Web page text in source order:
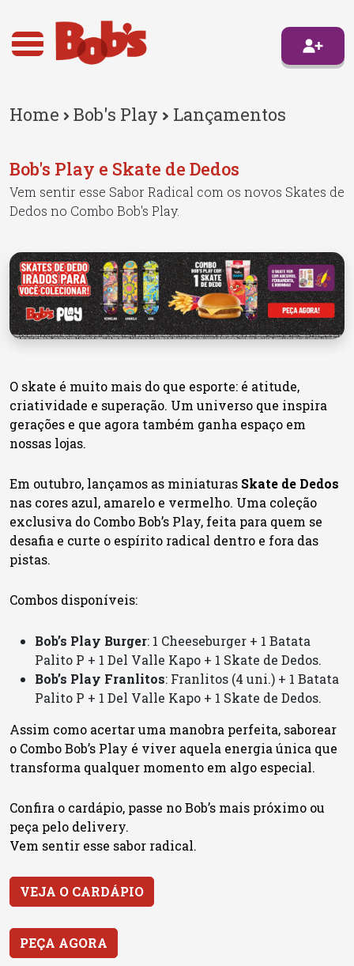
Home Bob's Play Lançamentos
Bob's Play e Skate de Dedos
Vem sentir esse Sabor Radical​ com os novos Skates de
Dedos no Combo Bob's Play.
O skate é muito mais do que esporte: é atitude,
criatividade e superação. Um universo que inspira
gerações e que agora também ganha espaço em
nossas lojas.
Em outubro, lançamos as miniaturas Skate de Dedos
nas cores azul, amarelo e vermelho. Uma coleção
exclusiva do Combo Bob’s Play, feita para quem se
desafia e curte o espírito radical dentro e fora das
pistas.
Combos disponíveis:
Bob’s Play Burger: 1 Cheeseburger + 1 Batata
Palito P + 1 Del Valle Kapo + 1 Skate de Dedos.
Bob’s Play Franlitos: Franlitos (4 uni.) + 1 Batata
Palito P + 1 Del Valle Kapo + 1 Skate de Dedos.
Assim como acertar uma manobra perfeita, saborear
o Combo Bob’s Play é viver aquela energia única que
transforma qualquer momento em algo especial.
Confira o cardápio, passe no Bob’s mais próximo ou
peça pelo delivery.
Vem sentir esse sabor radical.
VEJA O CARDÁPIO
PEÇA AGORA